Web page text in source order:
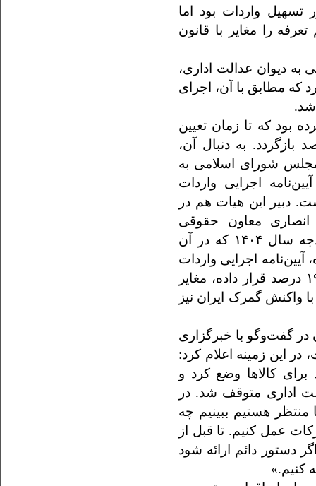
تسهیل واردات بود اما
را مغایر با قانون
به دیوان عدالت اداری،
کرد که مطابق با آن، اجرای
شد.
بود که تا زمان تعیین
تعرفه واردات خودرو به ۱۰۰ درصد بازگردد. به دنبال آن،
شورای اسلامی به
اجرایی واردات
قانون دانست. دبیر این هیات هم در
انصاری معاون حقوقی
رئیس‌جمهوری تاکید کرد که با توجه به قانون بودجه سال ۱۴۰۴ که در آن
شده، آیین‌نامه اجرایی واردات
خودرو که این تعرفه را به صورت پلکانی ۲۰ تا ۱۹۰ درصد قرار داده، مغایر
واکنش گمرک ایران نیز
گفت‌وگو با خبرگزاری
در این زمینه اعلام کرد:
نظام تعرفه ۱۰۰ درصد برای کالاها وضع کرد و
اداری متوقف شد. در
۱۹۰ درصد است اما منتظر هستیم ببینیم چه
عمل کنیم. تا قبل از
دستور دائم ارائه شود
کنیم.»